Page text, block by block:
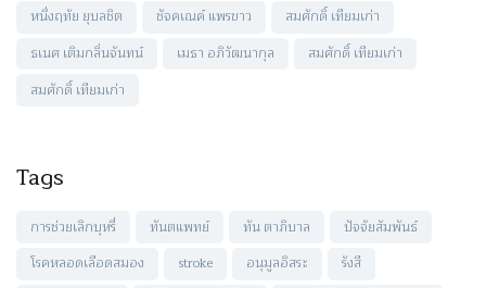
หนึ่งฤทัย ยุบลชิต
ชัจคเณค์ แพรขาว
สมศักดิ์ เทียมเก่า
ธเนศ เติมกลิ่นจันทน์
เมธา อภิวัฒนากุล
สมศักดิ์ เทียมเก่า
สมศักดิ์ เทียมเก่า
Tags
การช่วยเลิกบุหรี่ ทันตแพทย์ ทัน ตาภิบาล
ปัจจัยสัมพันธ์
โรคหลอดเลือดสมอง
stroke อนุมูลอิสระ
รังสี